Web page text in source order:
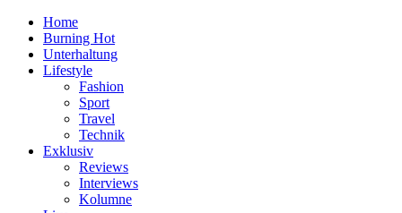
Home
Burning Hot
Unterhaltung
Lifestyle
Fashion
Sport
Travel
Technik
Exklusiv
Reviews
Interviews
Kolumne